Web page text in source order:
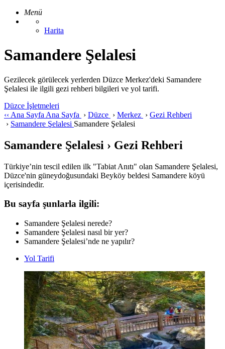
Menü
Harita
Samandere Şelalesi
Gezilecek görülecek yerlerden Düzce Merkez'deki Samandere
Şelalesi ile ilgili gezi rehberi bilgileri ve yol tarifi.
Düzce İşletmeleri
‹‹ Ana Sayfa Ana Sayfa › Düzce › Merkez › Gezi Rehberi
› Samandere Şelalesi Samandere Şelalesi
Samandere Şelalesi › Gezi Rehberi
Türkiye’nin tescil edilen ilk "Tabiat Anıtı" olan Samandere Şelalesi,
Düzce'nin güneydoğusundaki Beyköy beldesi Samandere köyü
içerisindedir.
Bu sayfa şunlarla ilgili:
Samandere Şelalesi nerede?
Samandere Şelalesi nasıl bir yer?
Samandere Şelalesi’nde ne yapılır?
Yol Tarifi